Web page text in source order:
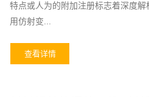
特点或人为的附加注册标志着深度
用仿射变...
查看详情